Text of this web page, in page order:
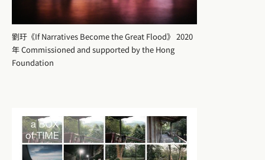
劉玗《If Narratives Become the Great Flood》 2020
年 Commissioned and supported by the Hong
Foundation